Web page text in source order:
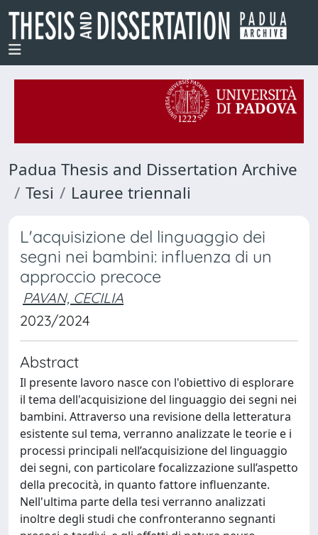
Padua Thesis and Dissertation Archive
Tesi
Lauree triennali
L'acquisizione del linguaggio dei
segni nei bambini: influenza di un
approccio precoce
PAVAN, CECILIA
2023/2024
Abstract
Il presente lavoro nasce con l'obiettivo di esplorare
il tema dell'acquisizione del linguaggio dei segni nei
bambini. Attraverso una revisione della letteratura
esistente sul tema, verranno analizzate le teorie e i
processi principali nell’acquisizione del linguaggio
dei segni, con particolare focalizzazione sull’aspetto
della precocità, in quanto fattore influenzante.
Nell'ultima parte della tesi verranno analizzati
inoltre degli studi che confronteranno segnanti